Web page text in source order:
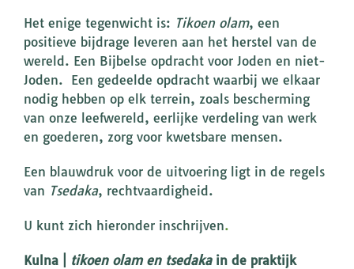
Het enige tegenwicht is: Tikoen olam, een
positieve bijdrage leveren aan het herstel van de
wereld. Een Bijbelse opdracht voor Joden en niet-
Joden. Een gedeelde opdracht waarbij we elkaar
nodig hebben op elk terrein, zoals bescherming
van onze leefwereld, eerlijke verdeling van werk
en goederen, zorg voor kwetsbare mensen.
Een blauwdruk voor de uitvoering ligt in de regels
van Tsedaka, rechtvaardigheid.
U kunt zich hieronder inschrijven.
Kulna | tikoen olam en tsedaka in de praktijk